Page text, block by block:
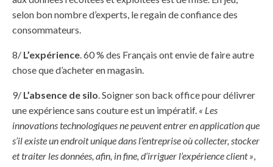
selon bon nombre d’experts, le regain de confiance des
consommateurs.
8/ L’expérience. 60 % des Français ont envie de faire autre
chose que d’acheter en magasin.
9/ L’absence de silo. Soigner son back office pour délivrer
une expérience sans couture est un impératif. « Les
innovations technologiques ne peuvent entrer en application que
s’il existe un endroit unique dans l’entreprise où collecter, stocker
et traiter les données, afin, in fine, d’irriguer l’expérience client »,